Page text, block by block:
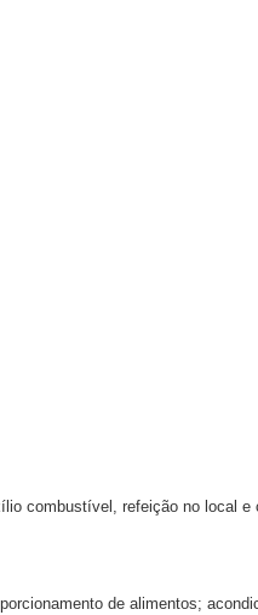
combustível, refeição no local e
de alimentos;